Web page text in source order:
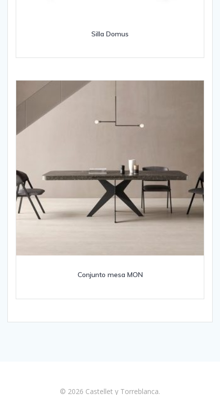
Silla Domus
Conjunto mesa MON
© 2026 Castellet y Torreblanca.